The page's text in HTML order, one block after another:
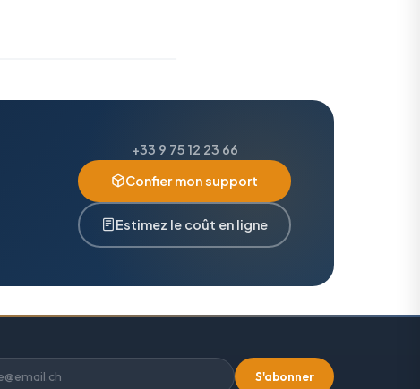
+33 9 75 12 23 66
Confier mon support
Estimez le coût en ligne
S'abonner